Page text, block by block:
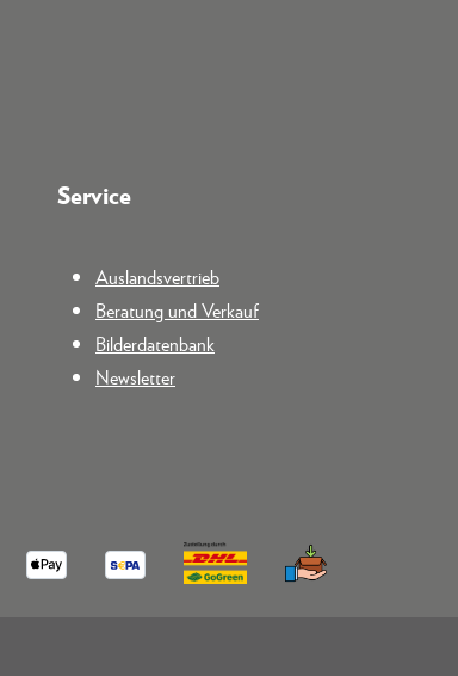
Service
Auslandsvertrieb
Beratung und Verkauf
Bilderdatenbank
Newsletter